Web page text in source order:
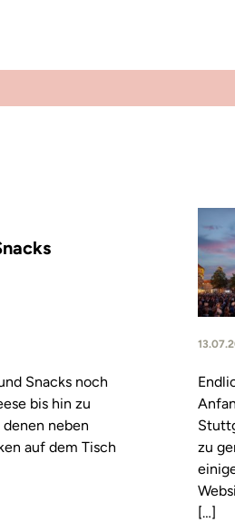
Snacks noch
bis hin zu
neben
auf dem Tisch
zu
[…]